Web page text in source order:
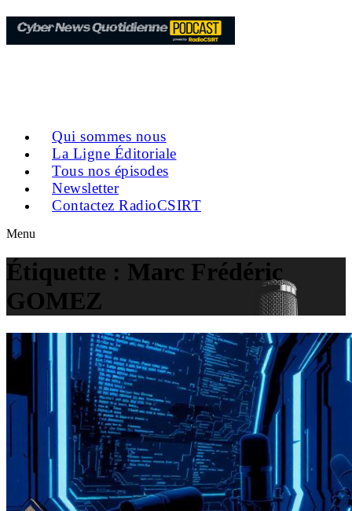
Qui sommes nous
La Ligne Éditoriale
Tous nos épisodes
Newsletter
Contactez RadioCSIRT
Menu
Étiquette : Marc Frédéric
GOMEZ